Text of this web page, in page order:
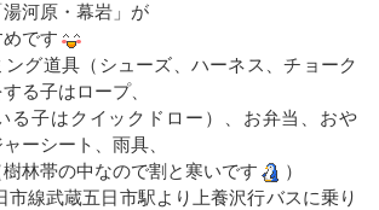
河原・幕岩」が
す
グ道具（シューズ、ハーネス、チョーク
る子はロープ、
クイックドロー）、お弁当、おや
ーシート、雨具、
の中なので割と寒いです
）
線武蔵五日市駅より上養沢行バスに乗り